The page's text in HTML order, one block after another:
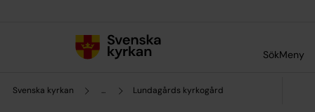
SökMeny
Svenska kyrkan ... Lundagårds kyrkogård